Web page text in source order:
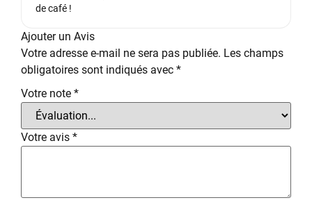
de café !
Ajouter un Avis
Votre adresse e-mail ne sera pas publiée. Les champs
obligatoires sont indiqués avec *
Votre note *
Votre avis *